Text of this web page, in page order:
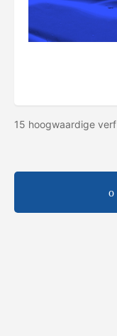
15 hoogwaardige